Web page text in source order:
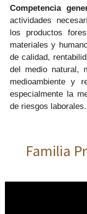
Competencia
actividades
los productos
materiales y
de calidad,
del medio natural,
medioambiente y
especialmente la
de riesgos laborales.
Familia